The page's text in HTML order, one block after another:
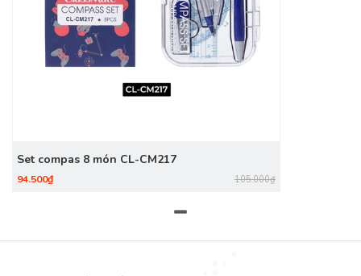
Set compas 8 món CL-CM217
94.500₫ 105.000₫